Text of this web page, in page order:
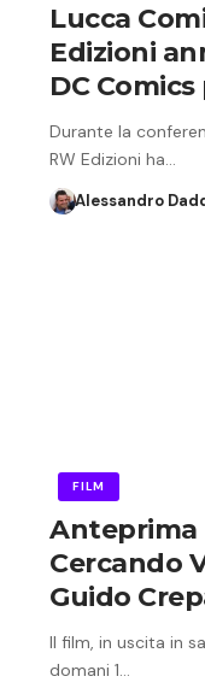
Lucca
Edizioni
DC
Durante la
RW Edizioni ha…
Alessandro
FILM
Anteprima
Cercando
Guido
Il film, in uscita in
domani 1…